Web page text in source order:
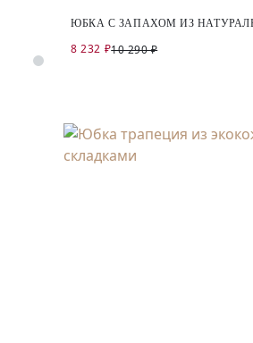
ЮБКА С ЗАПАХОМ ИЗ
8 232 ₽10 290 ₽